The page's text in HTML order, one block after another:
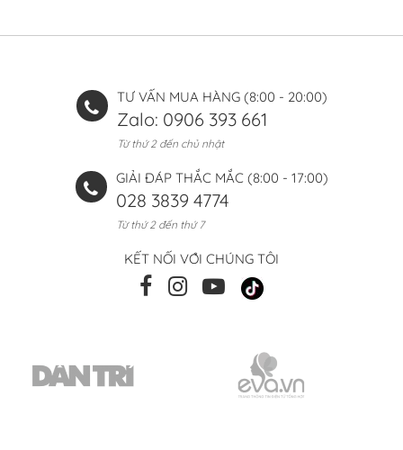
TƯ VẤN MUA HÀNG (8:00 - 20:00)
Zalo: 0906 393 661
Từ thứ 2 đến chủ nhật
GIẢI ĐÁP THẮC MẮC (8:00 - 17:00)
028 3839 4774
Từ thứ 2 đến thứ 7
KẾT NỐI VỚI CHÚNG TÔI